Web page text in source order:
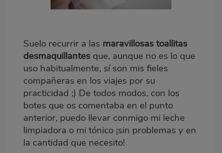
Suelo recurrir a las maravillosas toallitas
desmaquillantes que, aunque no es lo que
uso habitualmente, sí son mis fieles
compañeras en los viajes por su
practicidad ;) De todos modos, con los
botes que os comentaba en el punto
anterior, puedo llevar conmigo mi leche
limpiadora o mi tónico ¡sin problemas y en
la cantidad que necesito!